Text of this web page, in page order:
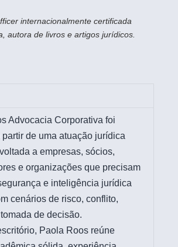
internacionalmente certificada
autora de livros e artigos jurídicos.
Advocacia Corporativa foi
de uma atuação jurídica
a empresas, sócios,
e organizações que precisam
e inteligência jurídica
cenários de risco, conflito,
de decisão.
Paola Roos reúne